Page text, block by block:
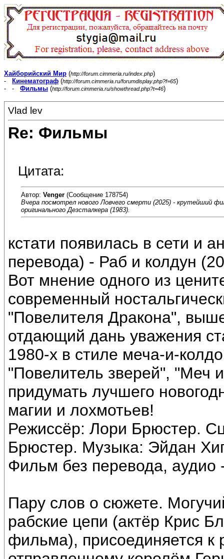
Хайборийский Мир (http://forum.cimmeria.ru/index.php)
-
Кинематограф (http://forum.cimmeria.ru/forumdisplay.php?f=65)
- - Фильмы (http://forum.cimmeria.ru/showthread.php?t=46)
Vlad lev
Re: Фильмы
Цитата:
Автор: Venger (Сообщение 178754)
Вчера посмотрел нового Ловчего смерти (2025) - крутейший
оригинального Дезсталкера (1983).
кстати появилась в сети и
перевода) - Раб и колдун
Вот мнение одного из
современный
"Повелителя Дракона",
отдающий дань уважения
1980-х в стиле меча-и-
"Повелитель зверей", "Меч
придумать лучшего
магии и лохмотьев!
Режиссёр: Лори Брюстер.
Брюстер. Музыка: Эйдан
Фильм без перевода, аудио
Пару слов о сюжете.
рабские цепи (актёр Крис
фильма), присоединяется к